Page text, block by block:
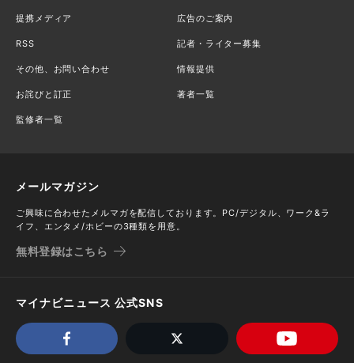
提携メディア 広告のご案内
RSS 記者・ライター募集
その他、お問い合わせ 情報提供
お詫びと訂正 著者一覧
監修者一覧
メールマガジン
ご興味に合わせたメルマガを配信しております。PC/デジタル、ワーク&ラ
イフ、エンタメ/ホビーの3種類を用意。
無料登録はこちら
マイナビニュース 公式SNS